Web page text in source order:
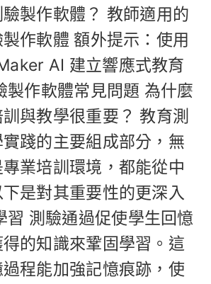
製作軟體？ 教師適用的
作軟體 額外提示：使用
AI 建立響應式教育
製作軟體常見問題 為什麼
與教學很重要？ 教育測
踐的主要組成部分，無
業培訓環境，都能從中
是對其重要性的更深入
習 測驗通過促使學生回憶
的知識來鞏固學習。這
程能加強記憶痕跡，使